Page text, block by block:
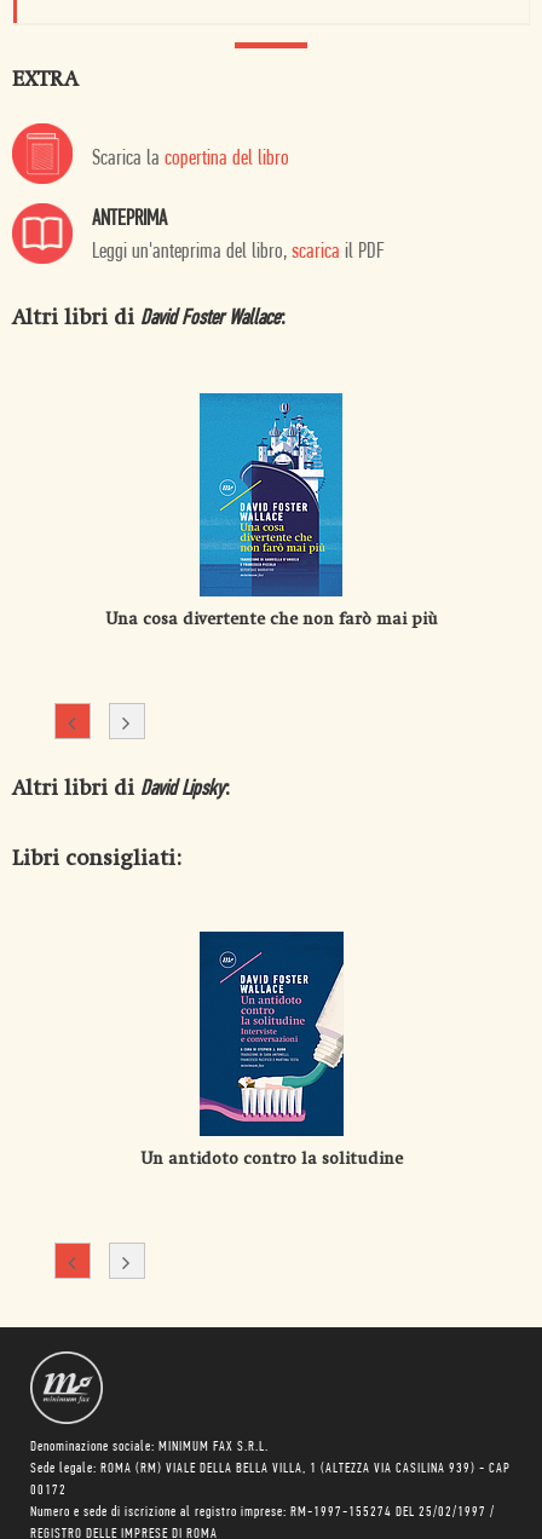
EXTRA
Scarica la copertina del libro
ANTEPRIMA
Leggi un'anteprima del libro, scarica il PDF
Altri libri di David Foster Wallace:
Una cosa divertente che non farò mai più
Altri libri di David Lipsky:
Libri consigliati:
Un antidoto contro la solitudine
Denominazione sociale: MINIMUM FAX S.R.L.
Sede legale: ROMA (RM) VIALE DELLA BELLA VILLA, 1 (ALTEZZA VIA CASILINA 939) - CAP
00172
Numero e sede di iscrizione al registro imprese: RM-1997-155274 DEL 25/02/1997 /
REGISTRO DELLE IMPRESE DI ROMA